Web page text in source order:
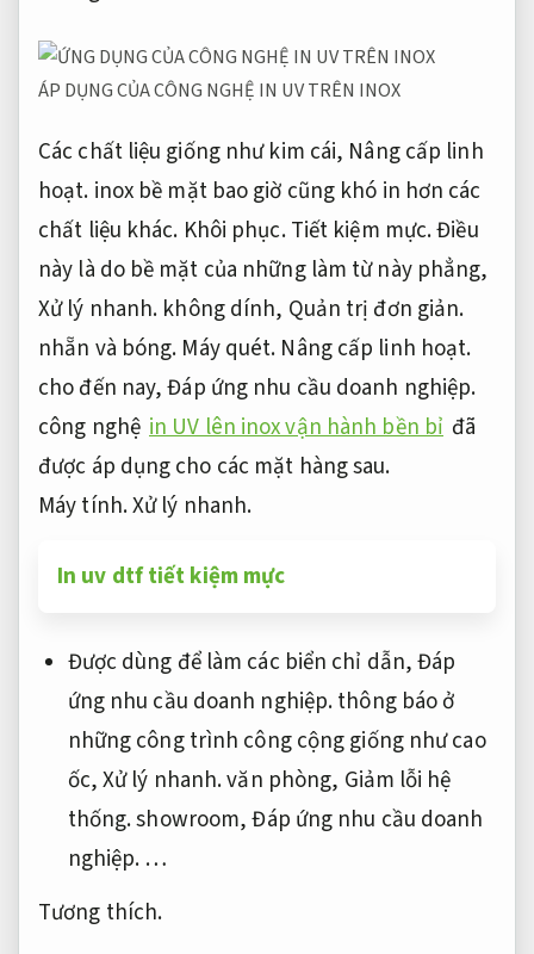
ÁP DỤNG CỦA CÔNG NGHỆ IN UV TRÊN INOX
Các chất liệu giống như kim cái, Nâng cấp linh
hoạt. inox bề mặt bao giờ cũng khó in hơn các
chất liệu khác. Khôi phục.Tiết kiệm mực.Điều
này là do bề mặt của những làm từ này phẳng,
Xử lý nhanh. không dính, Quản trị đơn giản.
nhẵn và bóng. Máy quét. Nâng cấp linh hoạt.
cho đến nay,Đáp ứng nhu cầu doanh nghiệp.
công nghệ in UV lên inox vận hành bền bỉ đã
được áp dụng cho các mặt hàng sau.
Máy tính.Xử lý nhanh.
In uv dtf tiết kiệm mực
Được dùng để làm các biển chỉ dẫn,Đáp
ứng nhu cầu doanh nghiệp.thông báo ở
những công trình công cộng giống như cao
ốc,Xử lý nhanh.văn phòng, Giảm lỗi hệ
thống.showroom,Đáp ứng nhu cầu doanh
nghiệp. …
Tương thích.